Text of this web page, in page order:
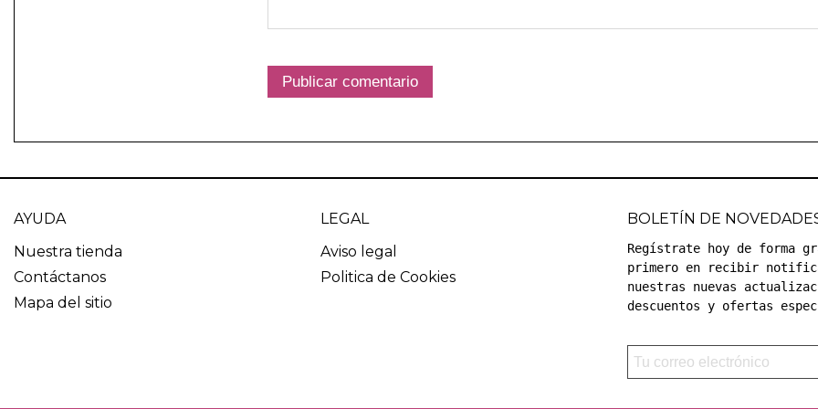
AYUDA
Nuestra tienda
Contáctanos
Mapa del sitio
LEGAL
Aviso legal
Politica de Cookies
BOLETÍN DE
Regístrate hoy de forma
primero en recibir
nuestras nuevas
descuentos y ofertas